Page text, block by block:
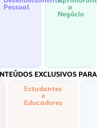
Pessoal o
Negócio
EXCLUSIVOS PARA
Estudantes
e
Educadores